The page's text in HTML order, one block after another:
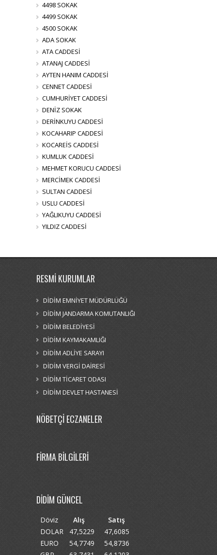
4498 SOKAK
4499 SOKAK
4500 SOKAK
ADA SOKAK
ATA CADDESİ
ATANAJ CADDESİ
AYTEN HANIM CADDESİ
CENNET CADDESİ
CUMHURİYET CADDESİ
DENİZ SOKAK
DERİNKUYU CADDESİ
KOCAHARIP CADDESİ
KOCAREİS CADDESİ
KUMLUK CADDESİ
MEHMET KORUCU CADDESİ
MERCİMEK CADDESİ
SULTAN CADDESİ
USLU CADDESİ
YAĞLIKUYU CADDESİ
YILDIZ CADDESİ
RESMİ KURUMLAR
DİDİM EMNİYET MÜDÜRLÜĞÜ
DİDİM JANDARMA KOMUTANLIĞI
DİDİM BELEDİYESİ
DİDİM KAYMAKAMLIĞI
DİDİM ADLİYE SARAYI
DİDİM VERGİ DAİRESİ
DİDİM TİCARET ODASI
DİDİM DEVLET HASTANESİ
NÖBETÇİ ECZANELER
FİRMA BİLGİLERİ
DİDİM GÜNCEL
Döviz Alış
Satış
DOLAR
47,5229
47,6085
EURO
54,7749
54,8736